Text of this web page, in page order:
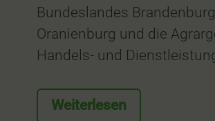
Bundeslandes
Oranienburg und die
Handels- und
Weiterlesen